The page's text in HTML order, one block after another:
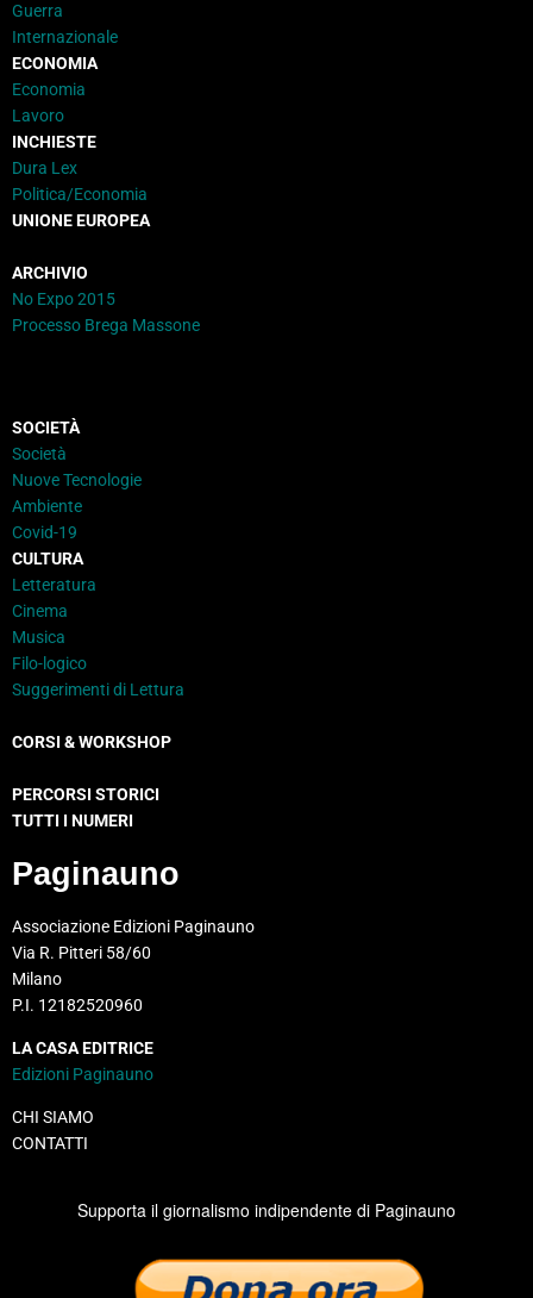
Guerra
Internazionale
ECONOMIA
Economia
Lavoro
INCHIESTE
Dura Lex
Politica/Economia
UNIONE EUROPEA
ARCHIVIO
No Expo 2015
Processo Brega Massone
SOCIETÀ
Società
Nuove Tecnologie
Ambiente
Covid-19
CULTURA
Letteratura
Cinema
Musica
Filo-logico
Suggerimenti di Lettura
CORSI & WORKSHOP
PERCORSI STORICI
TUTTI I NUMERI
Paginauno
Associazione Edizioni Paginauno
Via R. Pitteri 58/60
Milano
P.I. 12182520960
LA CASA EDITRICE
Edizioni Paginauno
CHI SIAMO
CONTATTI
Supporta il giornalismo indipendente di Paginauno